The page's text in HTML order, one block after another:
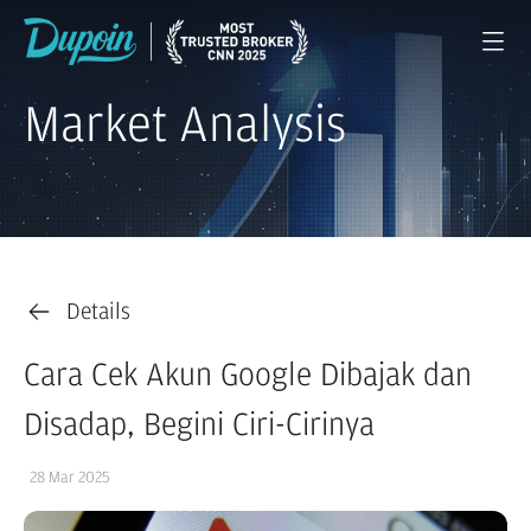
Market Analysis
Details
Cara Cek Akun Google Dibajak dan
Disadap, Begini Ciri-Cirinya
28 Mar 2025